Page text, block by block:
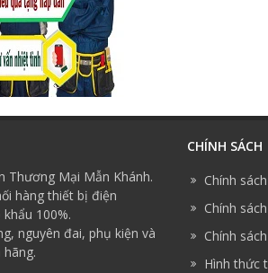
Thương Mại Mẫn Khánh.
hàng thiết bị điện
100%.
nguyên đai, phụ kiện và
CHÍNH SÁCH
Chính
Chính
Chính
Hình thức